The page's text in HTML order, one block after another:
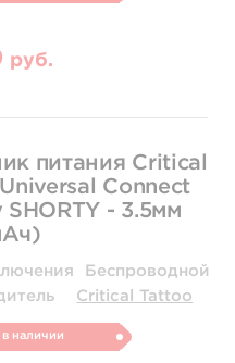
руб.
питания Critical
Connect
SHORTY - 3.5мм
Беспроводной
Critical Tattoo
в наличии